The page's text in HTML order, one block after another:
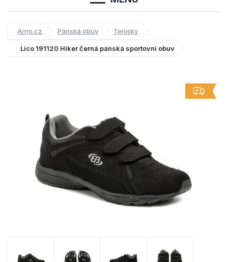
Arno.cz Pánská obuv Tenisky
Lico 191120 Hiker černá pánská sportovní obuv